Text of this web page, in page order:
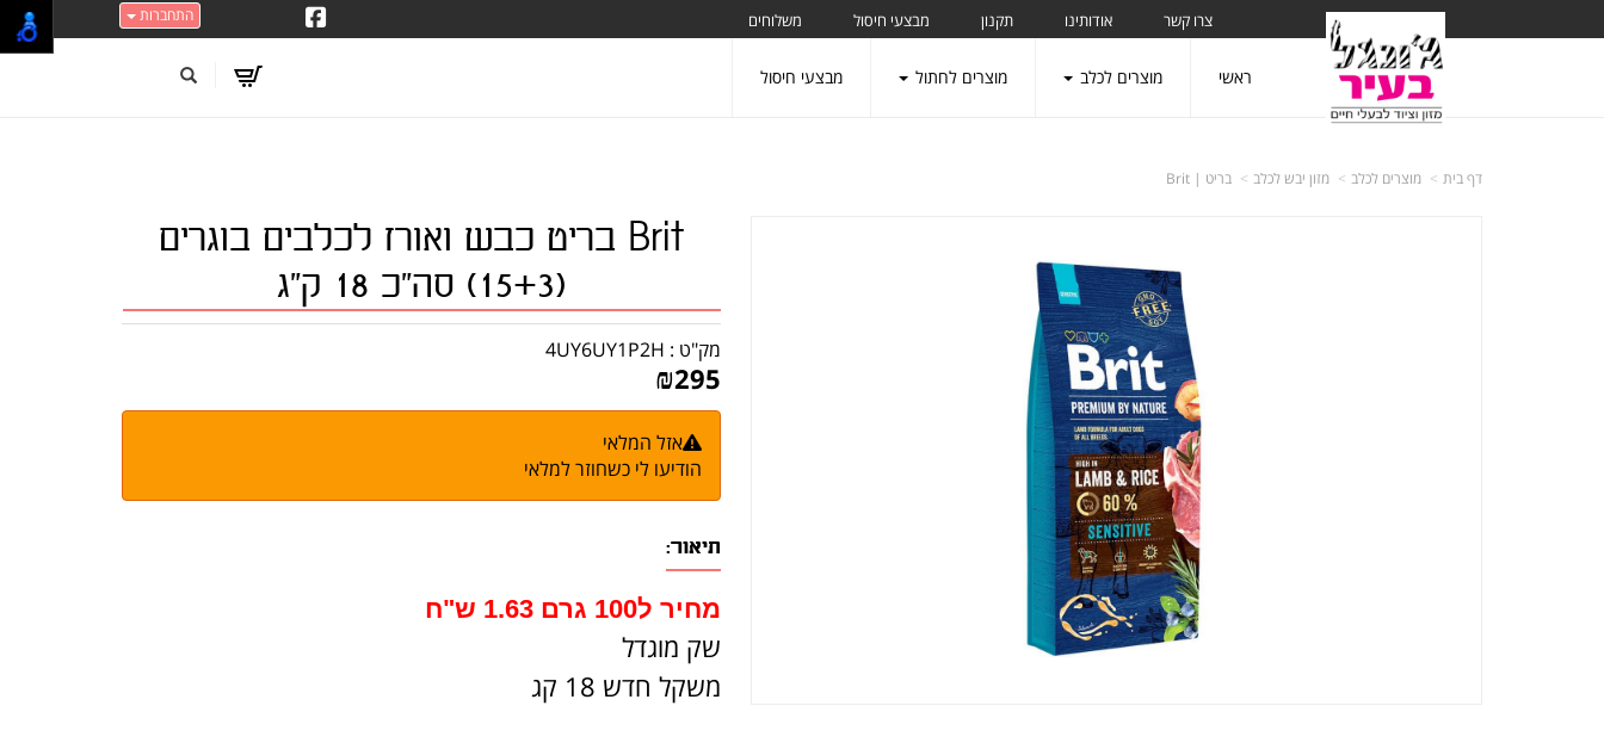
התחברות צרו קשר אודותינו תקנון מבצעי חיסול משלוחים
ראשי מוצרים לכלב מוצרים לחתול מבצעי חיסול
דף בית מוצרים לכלב מזון יבש לכלב בריט | Brit
Brit בריט כבש ואורז לכלבים בוגרים
(15+3) סה"כ 18 ק"ג
מק"ט : 4UY6UY1P2H
₪295
אזל המלאי
הודיעו לי כשחוזר למלאי
תיאור:
מחיר ל100 גרם 1.63 ש"ח
שק מוגדל
משקל חדש 18 קג